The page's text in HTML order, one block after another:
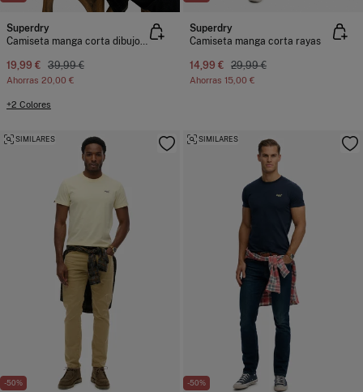
Superdry
Camiseta manga corta dibujo japonés delantero
19,99 € 39,99 €
Ahorras 20,00 €
+2 Colores
Superdry
Camiseta manga corta rayas
14,99 € 29,99 €
Ahorras 15,00 €
-50%
SIMILARES
-50%
SIMILARES